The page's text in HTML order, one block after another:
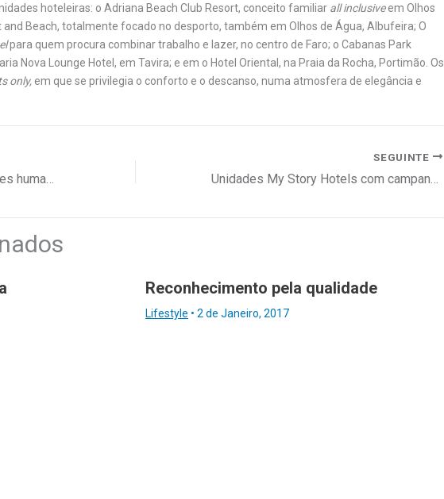
hoteleiras: o Adriana Beach Club Resort, conceito familiar all inclusiveem Olhos
Beach, totalmente focado no desporto, também em Olhos de Água, Albufeira; O
para quem procura combinar trabalho e lazer, no centro de Faro; o Cabanas Park
Nova Lounge Hotel, em Tavira; e em o Hotel Oriental, na Praia da Rocha, Portimão. Os
only, em que se privilegia o conforto e o descanso, numa atmosfera de elegância e
Simplificar a gestão das relações humanas
SEGUINTE
Unidades My Story Hotels com campanha de descontos
Reconhecimento pela qualidade
Lifestyle • 2 de Janeiro, 2017